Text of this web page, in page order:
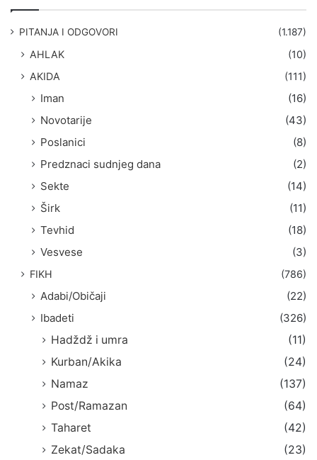
PITANJA I ODGOVORI (1.187)
AHLAK
(10)
AKIDA
(111)
Iman
(16)
Novotarije
(43)
Poslanici
(8)
Predznaci sudnjeg dana
(2)
Sekte
(14)
Širk
(11)
Tevhid
(18)
Vesvese
(3)
FIKH (786)
Adabi/Običaji
(22)
Ibadeti
(326)
Hadždž i umra
(11)
Kurban/Akika
(24)
Namaz
(137)
Post/Ramazan
(64)
Taharet
(42)
Zekat/Sadaka
(23)